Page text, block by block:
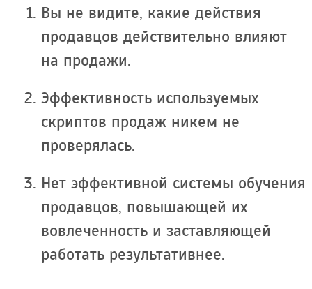
Вы не видите, какие действия
продавцов действительно влияют
на продажи.
Эффективность используемых
скриптов продаж никем не
проверялась.
Нет эффективной системы обучения
продавцов, повышающей их
вовлеченность и заставляющей
работать результативнее.